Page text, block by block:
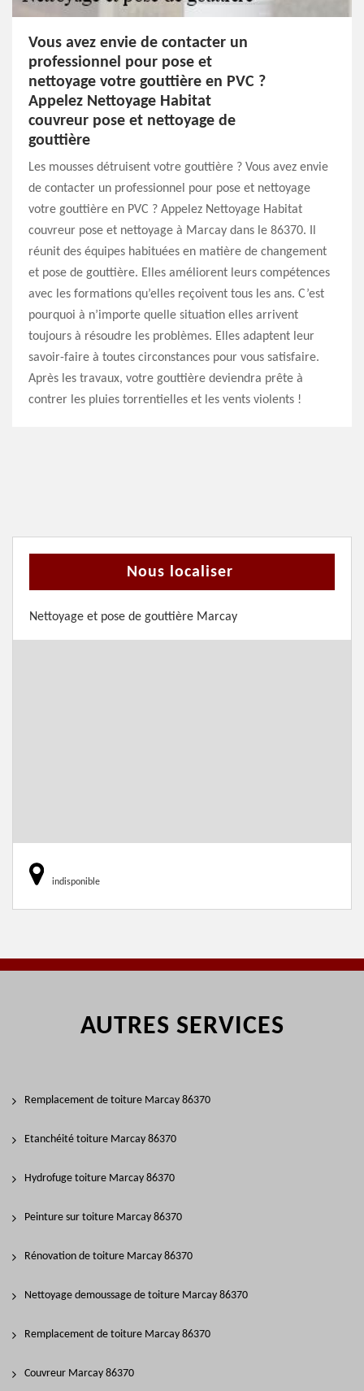
Vous avez envie de contacter un
professionnel pour pose et
nettoyage votre gouttière en PVC ?
Appelez Nettoyage Habitat
couvreur pose et nettoyage de
gouttière
Les mousses détruisent votre gouttière ? Vous avez envie
de contacter un professionnel pour pose et nettoyage
votre gouttière en PVC ? Appelez Nettoyage Habitat
couvreur pose et nettoyage à Marcay dans le 86370. Il
réunit des équipes habituées en matière de changement
et pose de gouttière. Elles améliorent leurs compétences
avec les formations qu’elles reçoivent tous les ans. C’est
pourquoi à n’importe quelle situation elles arrivent
toujours à résoudre les problèmes. Elles adaptent leur
savoir-faire à toutes circonstances pour vous satisfaire.
Après les travaux, votre gouttière deviendra prête à
contrer les pluies torrentielles et les vents violents !
Nous localiser
Nettoyage et pose de gouttière Marcay
indisponible
AUTRES SERVICES
Remplacement de toiture Marcay 86370
Etanchéité toiture Marcay 86370
Hydrofuge toiture Marcay 86370
Peinture sur toiture Marcay 86370
Rénovation de toiture Marcay 86370
Nettoyage demoussage de toiture Marcay 86370
Remplacement de toiture Marcay 86370
Couvreur Marcay 86370